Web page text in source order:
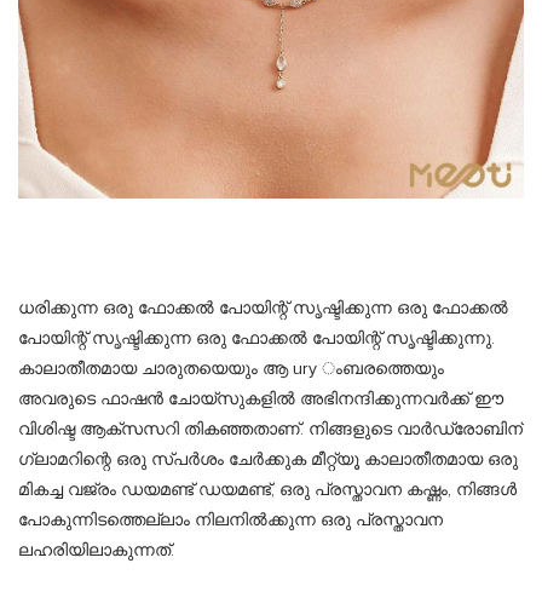
ധരിക്കുന്ന ഒരു ഫോക്കൽ പോയിന്റ് സൃഷ്ടിക്കുന്ന ഒരു ഫോക്കൽ
പോയിന്റ് സൃഷ്ടിക്കുന്ന ഒരു ഫോക്കൽ പോയിന്റ് സൃഷ്ടിക്കുന്നു.
കാലാതീതമായ ചാരുതയെയും ആ ury ംബരത്തെയും
അവരുടെ ഫാഷൻ ചോയ്സുകളിൽ അഭിനന്ദിക്കുന്നവർക്ക് ഈ
വിശിഷ്ട ആക്സസറി തികഞ്ഞതാണ്. നിങ്ങളുടെ വാർഡ്രോബിന്
ഗ്ലാമറിന്റെ ഒരു സ്പർശം ചേർക്കുക മീറ്റ്യൂ കാലാതീതമായ ഒരു
മികച്ച വജ്രം ഡയമണ്ട് ഡയമണ്ട്, ഒരു പ്രസ്താവന കഷ്ണം, നിങ്ങൾ
പോകുന്നിടത്തെല്ലാം നിലനിൽക്കുന്ന ഒരു പ്രസ്താവന
ലഹരിയിലാകുന്നത്.